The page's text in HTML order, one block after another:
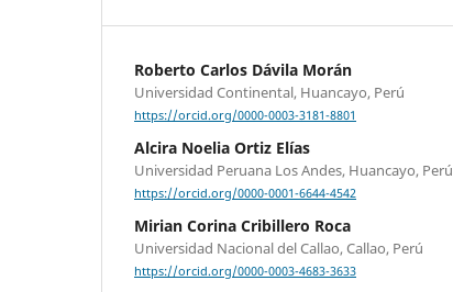
Roberto Carlos Dávila Morán
Universidad Continental, Huancayo, Perú
https://orcid.org/0000-0003-3181-8801
Alcira Noelia Ortiz Elías
Universidad Peruana Los Andes, Huancayo, Perú
https://orcid.org/0000-0001-6644-4542
Mirian Corina Cribillero Roca
Universidad Nacional del Callao, Callao, Perú
https://orcid.org/0000-0003-4683-3633